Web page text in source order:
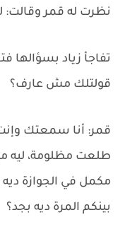
نظرت له قمر
تفاجأ زياد بسؤالها
قولتلك مش عارف؟
قمر: أنا سمعتك وإنت
طلعت مظلومة، ليه
مكمل في الجوازة
بينكم المرة ديه بجد؟